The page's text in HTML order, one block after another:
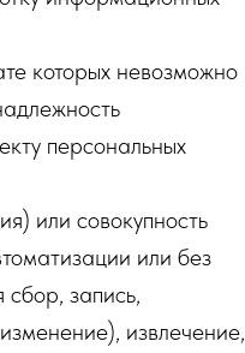
которых невозможно
персональных
или совокупность
или без
запись,
извлечение,